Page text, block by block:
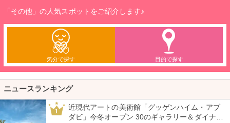
「その他」の人気スポットをご紹介します♪
気分で探す 目的で探す
ニュースランキング
1
近現代アートの美術館「グッゲンハイム・アブ
ダビ」今冬オープン 30のギャラリー＆ダイナミ